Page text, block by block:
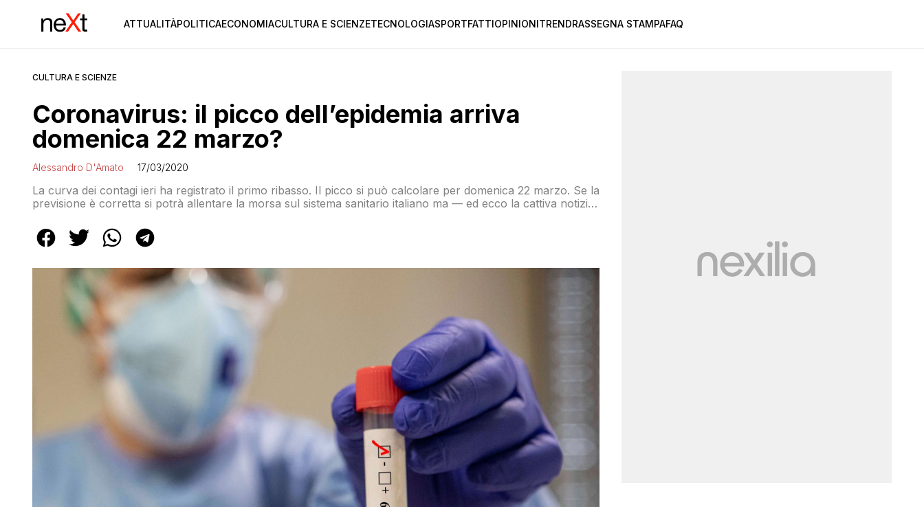
ATTUALITÀPOLITICAECONOMIACULTURA E SCIENZETECNOLOGIASPORTFATTIOPINIONITRENDRASSEGNA STAMPAFAQ
CULTURA E SCIENZE
Coronavirus: il picco dell’epidemia arriva
domenica 22 marzo?
Alessandro D'Amato 17/03/2020
La curva dei contagi ieri ha registrato il primo ribasso. Il picco si può calcolare per domenica 22 marzo. Se la
previsione è corretta si potrà allentare la morsa sul sistema sanitario italiano ma — ed ecco la cattiva notizia
vaccino